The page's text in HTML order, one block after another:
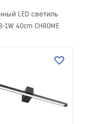
LED светиль
1W 40cm CHROME